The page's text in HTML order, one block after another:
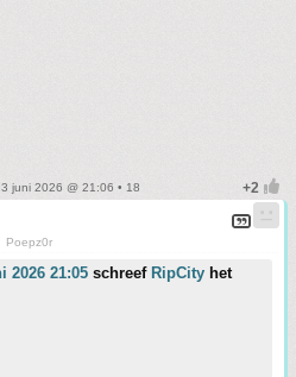
juni 2026 @ 21:06 • 18
Poepz0r
2026 21:05 schreef RipCity het